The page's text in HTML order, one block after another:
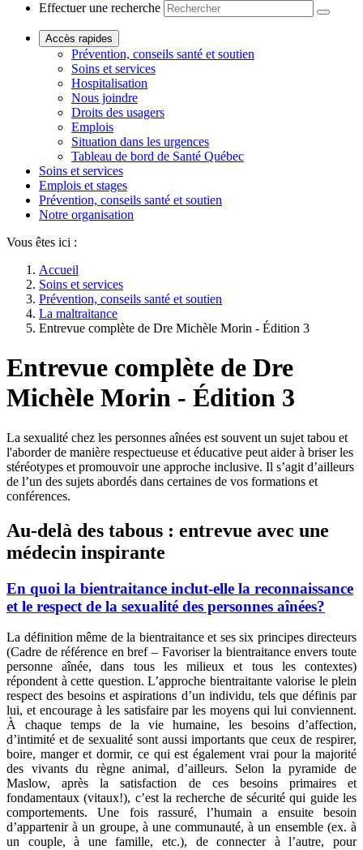
Effectuer une recherche
Accès rapides
Prévention, conseils santé et soutien
Soins et services
Hospitalisation
Nous joindre
Droits des usagers
Emplois
Situation dans les urgences
Tableau de bord de Santé Québec
Soins et services
Emplois et stages
Prévention, conseils santé et soutien
Notre organisation
Vous êtes ici :
Accueil
Soins et services
Prévention, conseils santé et soutien
La maltraitance
Entrevue complète de Dre Michèle Morin - Édition 3
Entrevue complète de Dre
Michèle Morin - Édition 3
La sexualité chez les personnes aînées est souvent un sujet tabou et
l'aborder de manière respectueuse et éducative peut aider à briser les
stéréotypes et promouvoir une approche inclusive. Il s’agit d’ailleurs
de l’un des sujets abordés dans certaines de vos formations et
conférences.
Au-delà des tabous : entrevue avec une
médecin inspirante
En quoi la bientraitance inclut-elle la reconnaissance
et le respect de la sexualité des personnes aînées?
La définition même de la bientraitance et ses six principes directeurs
(Cadre de référence en bref – Favoriser la bientraitance envers toute
personne aînée, dans tous les milieux et tous les contextes)
répondent à cette question. L’approche bientraitante valorise le plein
respect des besoins et aspirations d’un individu, tels que définis par
lui, et encourage à les satisfaire par les moyens qui lui conviennent.
À chaque temps de la vie humaine, les besoins d’affection,
d’intimité et de sexualité sont aussi importants que ceux de respirer,
boire, manger et dormir, ce qui est également vrai pour la majorité
des vivants du règne animal, d’ailleurs. Selon la pyramide de
Maslow, après la satisfaction de ces besoins primaires et
fondamentaux (vitaux!), c’est la recherche de sécurité qui guide les
comportements. Une fois rassuré, l’humain a ensuite besoin
d’appartenir à un groupe, à une communauté, à un ensemble (ex. à
un couple, à une famille, etc.), de connecter à l’autre, pour